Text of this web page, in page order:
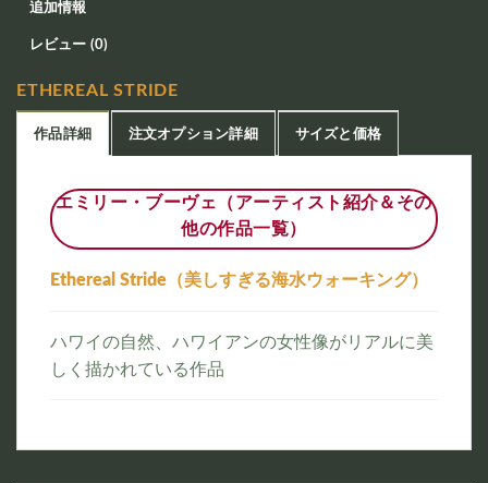
追加情報
レビュー (0)
ETHEREAL STRIDE
作品詳細 注文オプション詳細 サイズと価格
エミリー・ブーヴェ（アーティスト紹介＆その
他の作品一覧）
Ethereal Stride（美しすぎる海水ウォーキング）
ハワイの自然、ハワイアンの女性像がリアルに美
しく描かれている作品